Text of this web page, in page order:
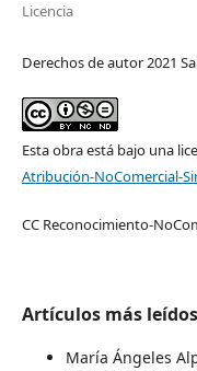
Licencia
Derechos de autor 2021
Esta obra está bajo una
Atribución-NoComercial-
CC Reconocimiento-
Artículos más
María Ángeles